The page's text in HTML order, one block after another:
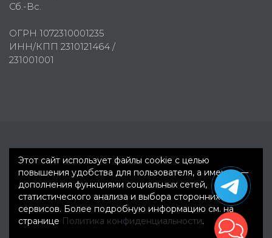
Сб.-Вс.
ОГРН 1072310001235
ИНН/КПП 2310121464 /
231001001
Этот сайт использует файлы cookie с целью
повышения удобства для пользователя, а именно —
дополнения функциями социальных сетей,
статистического анализа и выбора сторонних
сервисов. Более подробную информацию см. на
странице Политика конфиденциальности.